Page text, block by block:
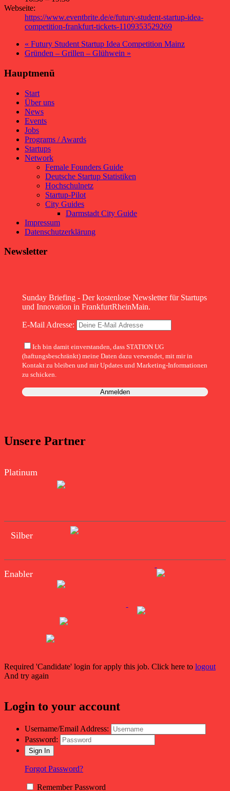
Webseite:
https://www.eventbrite.de/e/futury-student-startup-idea-
competition-frankfurt-tickets-1109353529269
« Futury Student Startup Idea Competition Mainz
Gründen – Grillen – Glühwein »
Hauptmenü
Start
Über uns
News
Events
Jobs
Programs / Awards
Startups
Network
Female Founders Guide
Deutsche Startup Statistiken
Hochschulnetz
Startup-Pilot
City Guides
Darmstadt City Guide
Impressum
Datenschutzerklärung
Newsletter
Sunday Briefing - Der kostenlose Newsletter für Startups
und Innovation in FrankfurtRheinMain.
E-Mail Adresse:
Ich bin damit einverstanden, dass STATION UG
(haftungsbeschränkt) meine Daten dazu verwendet, mit mir in
Kontakt zu bleiben und mir Updates und Marketing-Informationen
zu schicken.
Unsere Partner
Platinum
Silber
Enabler
Required 'Candidate' login for apply this job. Click here to logout
And try again
Login to your account
Username/Email Address:
Password:
Forgot Password?
Remember Password